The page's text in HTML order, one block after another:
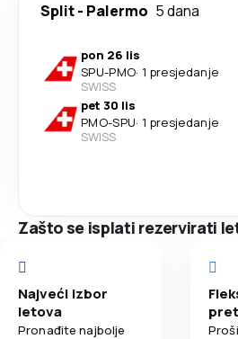
Split- Palermo 5 dana
pon 26 lis
SPU-PMO· 1 presjedanje
SWISS
pet 30 lis
PMO-SPU· 1 presjedanje
SWISS
Zašto se isplati rezervirati
Najveći izbor
letova
Pronađite najbolje